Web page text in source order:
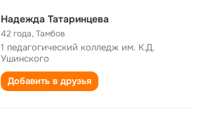
Надежда Татаринцева
42 года,Тамбов
1 педагогический колледж им. К.Д.
Ушинского
Добавить в друзья